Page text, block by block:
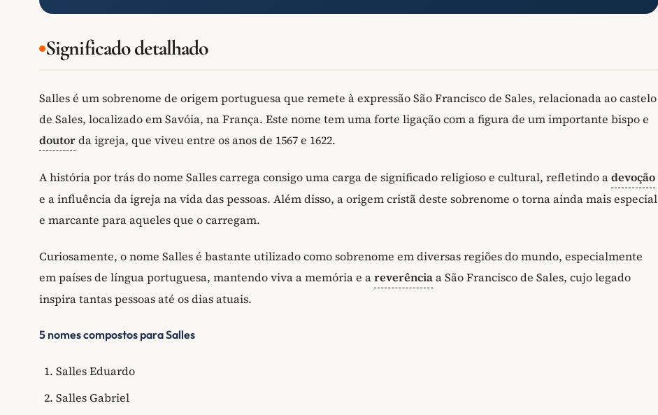
Significado detalhado
Salles é um sobrenome de origem portuguesa que remete à expressão São Francisco de Sales, relacionada ao castelo
de Sales, localizado em Savóia, na França. Este nome tem uma forte ligação com a figura de um importante bispo e
doutorda igreja, que viveu entre os anos de 1567 e 1622.
A história por trás do nome Salles carrega consigo uma carga de significado religioso e cultural, refletindo adevoção
e a influência da igreja na vida das pessoas. Além disso, a origem cristã deste sobrenome o torna ainda mais especial
e marcante para aqueles que o carregam.
Curiosamente, o nome Salles é bastante utilizado como sobrenome em diversas regiões do mundo, especialmente
em países de língua portuguesa, mantendo viva a memória e areverênciaa São Francisco de Sales, cujo legado
inspira tantas pessoas até os dias atuais.
5 nomes compostos para Salles
Salles Eduardo
Salles Gabriel